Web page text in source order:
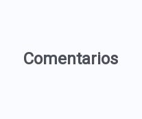
Comentarios